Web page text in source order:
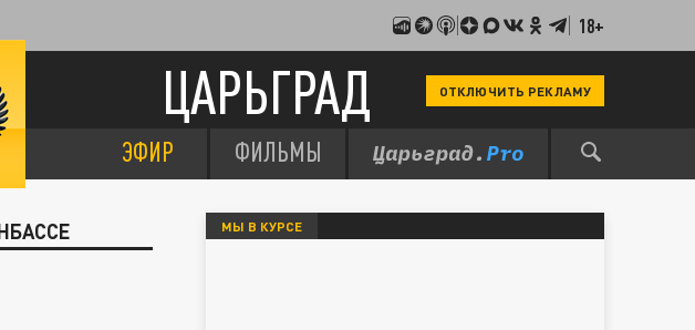
18+
ЦАРЬГРАД ОТКЛЮЧИТЬ РЕКЛАМУ
ЭФИР ФИЛЬМЫ
МЫ В КУРСЕ